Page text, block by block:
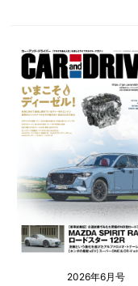
2026年6月号